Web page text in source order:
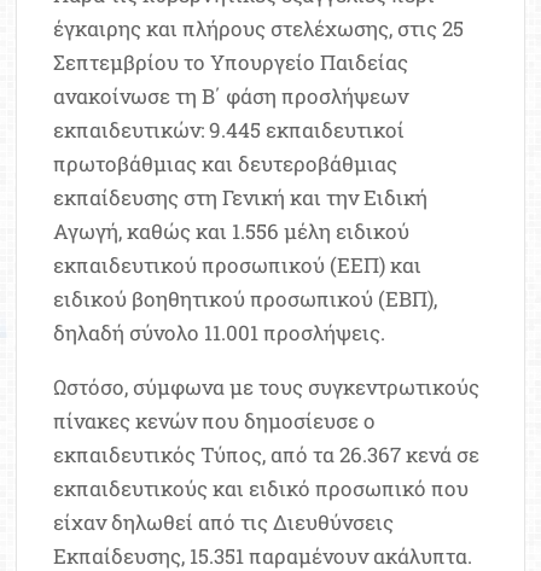
έγκαιρης και πλήρους στελέχωσης, στις 25
Σεπτεμβρίου το Υπουργείο Παιδείας
ανακοίνωσε τη Β΄ φάση προσλήψεων
εκπαιδευτικών: 9.445 εκπαιδευτικοί
πρωτοβάθμιας και δευτεροβάθμιας
εκπαίδευσης στη Γενική και την Ειδική
Αγωγή, καθώς και 1.556 μέλη ειδικού
εκπαιδευτικού προσωπικού (ΕΕΠ) και
ειδικού βοηθητικού προσωπικού (ΕΒΠ),
δηλαδή σύνολο 11.001 προσλήψεις.
Ωστόσο, σύμφωνα με τους συγκεντρωτικούς
πίνακες κενών που δημοσίευσε ο
εκπαιδευτικός Τύπος, από τα 26.367 κενά σε
εκπαιδευτικούς και ειδικό προσωπικό που
είχαν δηλωθεί από τις Διευθύνσεις
Εκπαίδευσης, 15.351 παραμένουν ακάλυπτα.